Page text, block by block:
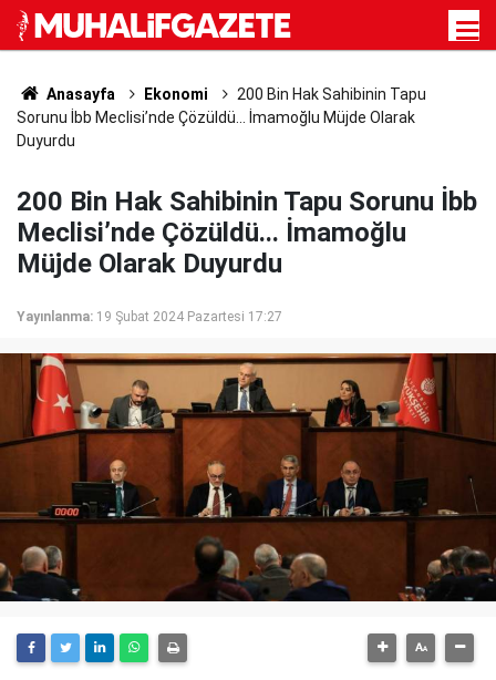
Anasayfa Ekonomi
200 Bin Hak Sahibinin Tapu
Sorunu İbb Meclisi’nde Çözüldü... İmamoğlu Müjde Olarak
Duyurdu
200 Bin Hak Sahibinin Tapu Sorunu İbb
Meclisi’nde Çözüldü... İmamoğlu
Müjde Olarak Duyurdu
Yayınlanma: 19 Şubat 2024 Pazartesi 17:27